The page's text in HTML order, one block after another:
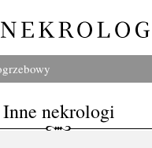
Inne nekrologi